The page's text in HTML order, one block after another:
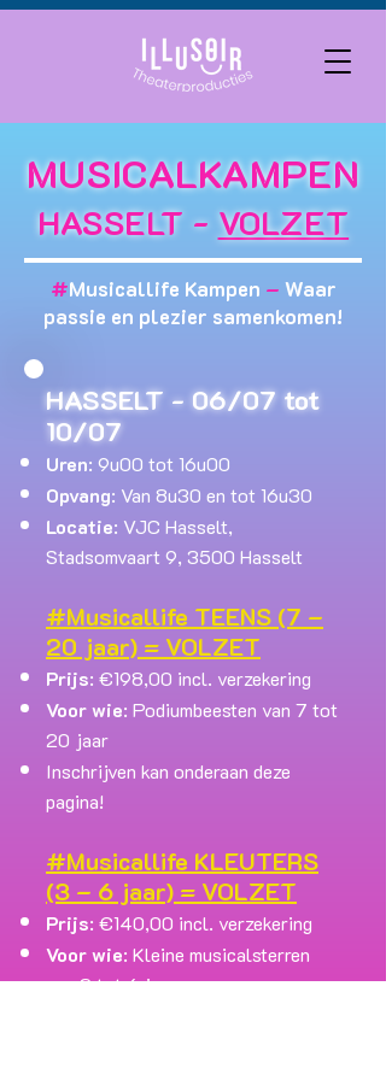
MUSICALKAMPEN
HASSELT - VOLZET
#Musicallife Kampen – Waar
passie en plezier samenkomen!
HASSELT - 06/07 tot
10/07
Uren: 9u00 tot 16u00
Opvang: Van 8u30 en tot 16u30
Locatie: VJC Hasselt,
Stadsomvaart 9, 3500 Hasselt
#Musicallife TEENS (7 –
20 jaar) = VOLZET
Prijs: €198,00 incl. verzekering
Voor wie: Podiumbeesten van 7 tot
20 jaar
Inschrijven kan onderaan deze
pagina!
#Musicallife KLEUTERS
(3 – 6 jaar) = VOLZET
Prijs: €140,00 incl. verzekering
Voor wie: Kleine musicalsterren
van 3 tot 6 jaar